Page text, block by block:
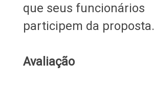
que seus funcionários
participem da proposta.
Avaliação